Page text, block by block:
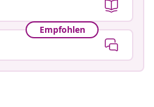
Empfohlen